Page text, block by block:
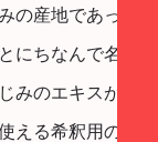
の産地であった
にちなんで名付
みのエキスがた
える希釈用のお